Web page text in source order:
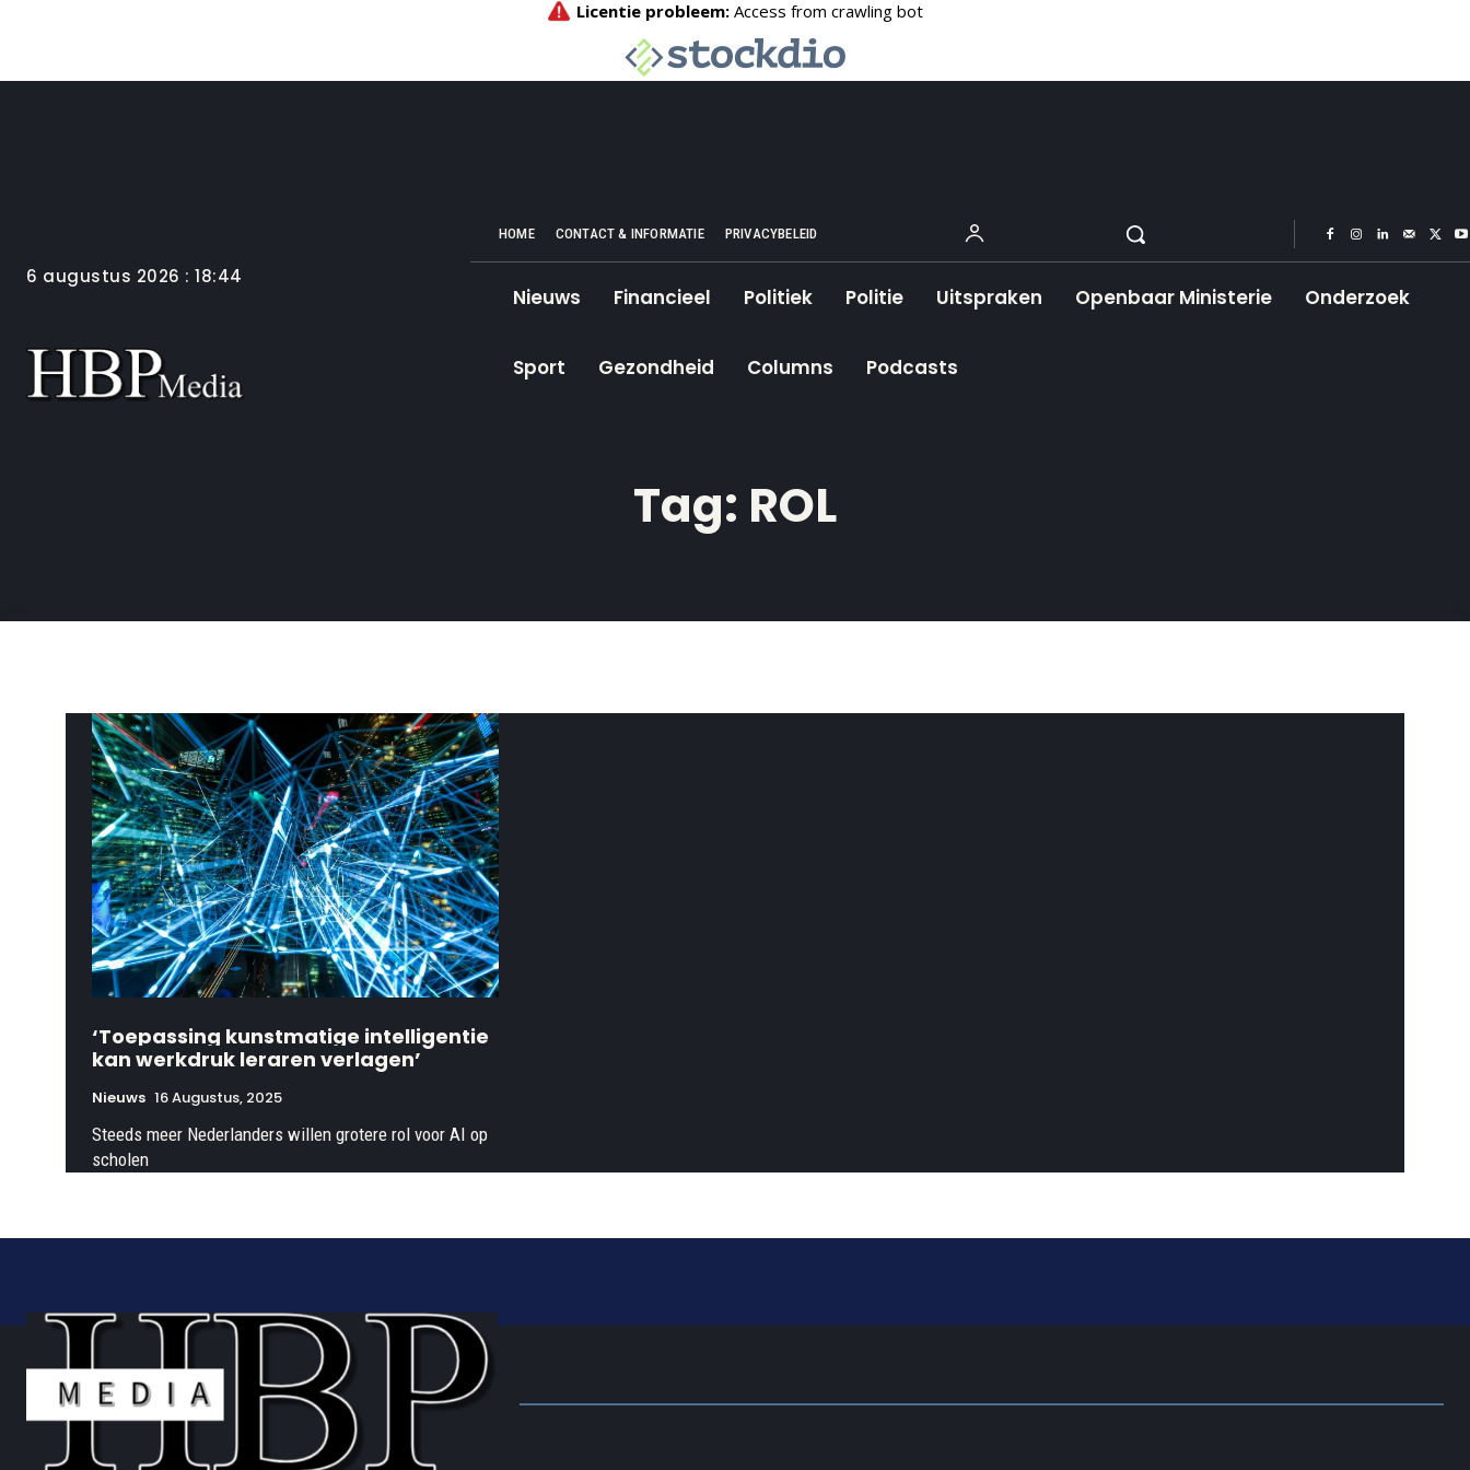
6 augustus 2026 : 18:44
HOME CONTACT & INFORMATIE PRIVACYBELEID
Nieuws Financieel Politiek Politie Uitspraken Openbaar Ministerie Onderzoek
Sport Gezondheid Columns Podcasts
Tag: ROL
‘Toepassing kunstmatige intelligentie
kan werkdruk leraren verlagen’
Nieuws 16 Augustus, 2025
Steeds meer Nederlanders willen grotere rol voor AI op
scholen